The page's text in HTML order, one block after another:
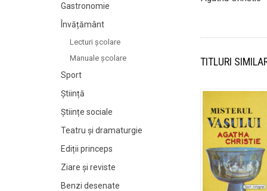
TITLURI
Gastronomie
Învățământ
Lecturi şcolare
Manuale şcolare
Sport
Știință
Științe sociale
Teatru și dramaturgie
Ediții princeps
Ziare şi reviste
Benzi desenate